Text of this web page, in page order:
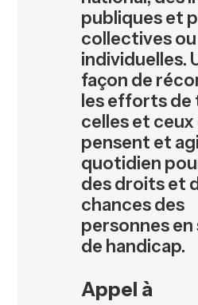
publiques et
collectives ou
individuelles.
façon de
les efforts de
celles et ceux
pensent et
quotidien
des droits et
chances des
personnes
de handicap.
Appel à